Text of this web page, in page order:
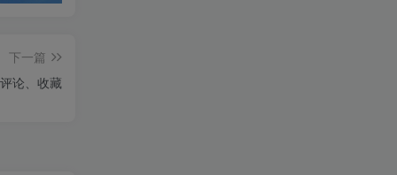
下一篇
论、收藏